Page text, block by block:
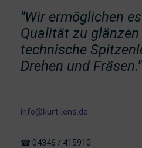
"Wir ermöglichen
Qualität zu glänzen
technische
Drehen und Fräsen."
info@kurt-jens.de
☎ 04346 / 415910